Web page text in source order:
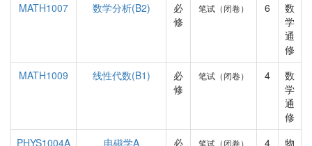
MATH1007
数学分析(B2)
必
修
笔试（闭卷） 6
数
学
通
修
MATH1009
线性代数(B1)
必
修
笔试（闭卷） 4
数
学
通
修
PHYS1004A
电磁学A 必 笔试（闭卷） 4 物